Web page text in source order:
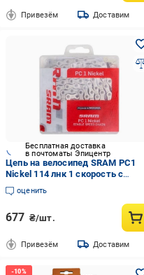
Привезём Доставим
Бесплатная доставка
в почтоматы Эпицентр
Цепь на велосипед SRAM PC1
Nickel 114 лнк 1 скорость с
замком Серебристый
оценить
677 ₴/шт.
Привезём Доставим